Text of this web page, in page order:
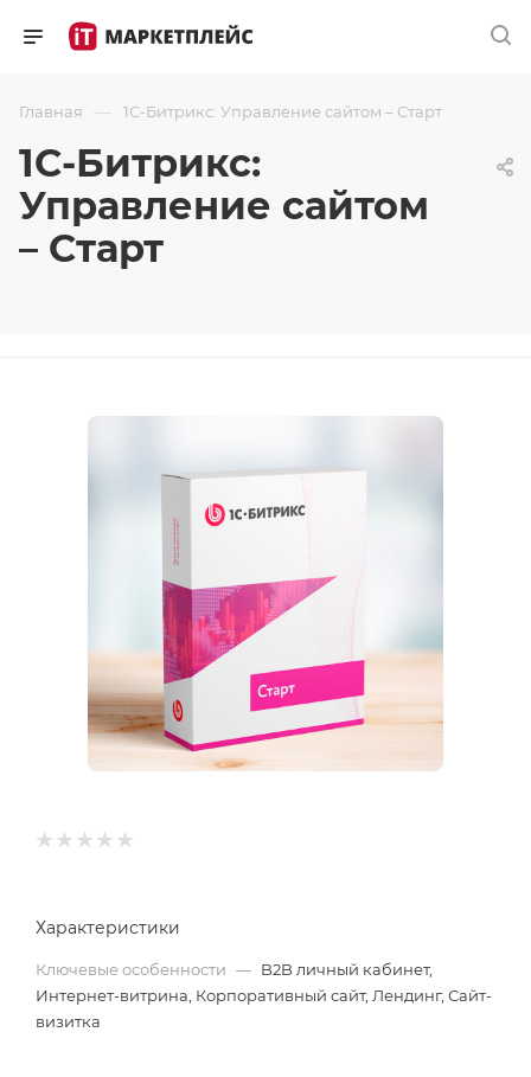
Главная — 1С-Битрикс: Управление сайтом – Старт
1С-Битрикс:
Управление сайтом
– Старт
Характеристики
Ключевые особенности — B2B личный кабинет,
Интернет-витрина, Корпоративный сайт, Лендинг, Сайт-
визитка